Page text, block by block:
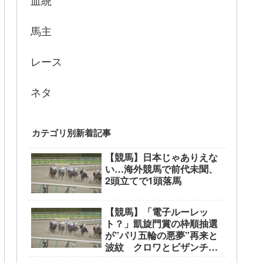
馬主
レース
ネタ
カテゴリ別新着記事
【競馬】日本じゃありえな
い…海外競馬で前代未聞、
2頭立てで1頭落馬
【競馬】「電子ルーレッ
ト？」凱旋門賞の枠順抽選
が”パリ五輪の悪夢”再来と
波紋 クロワとビザンチン